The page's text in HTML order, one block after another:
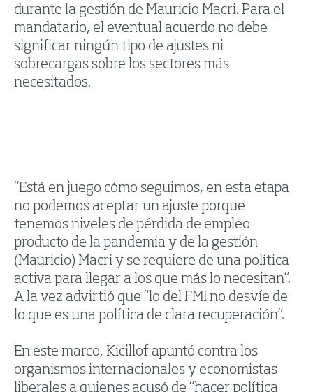
durante la gestión de Mauricio Macri. Para el
mandatario, el eventual acuerdo no debe
significar ningún tipo de ajustes ni
sobrecargas sobre los sectores más
necesitados.
“Está en juego cómo seguimos, en esta etapa
no podemos aceptar un ajuste porque
tenemos niveles de pérdida de empleo
producto de la pandemia y de la gestión
(Mauricio) Macri y se requiere de una política
activa para llegar a los que más lo necesitan”.
A la vez advirtió que “lo del FMI no desvíe de
lo que es una política de clara recuperación”.
En este marco, Kicillof apuntó contra los
organismos internacionales y economistas
liberales a quienes acusó de “hacer política